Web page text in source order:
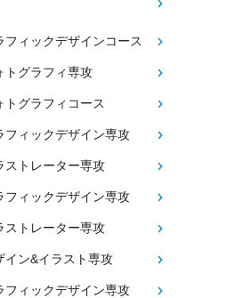
フィックデザインコース
トグラフィ専攻
トグラフィコース
フィックデザイン専攻
ストレーター専攻
フィックデザイン専攻
ストレーター専攻
イン&イラスト専攻
フィックデザイン専攻